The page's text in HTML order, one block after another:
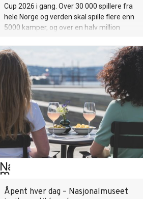
Cup 2026 i gang. Over 30 000 spillere fra
hele Norge og verden skal spille flere enn
5000 kamper, og over en halv million
Oslo.
Åpent hver dag – Nasjonalmuseet